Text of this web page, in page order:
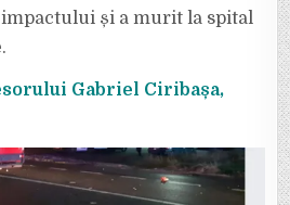
și a murit la spital
Gabriel Ciribașa,